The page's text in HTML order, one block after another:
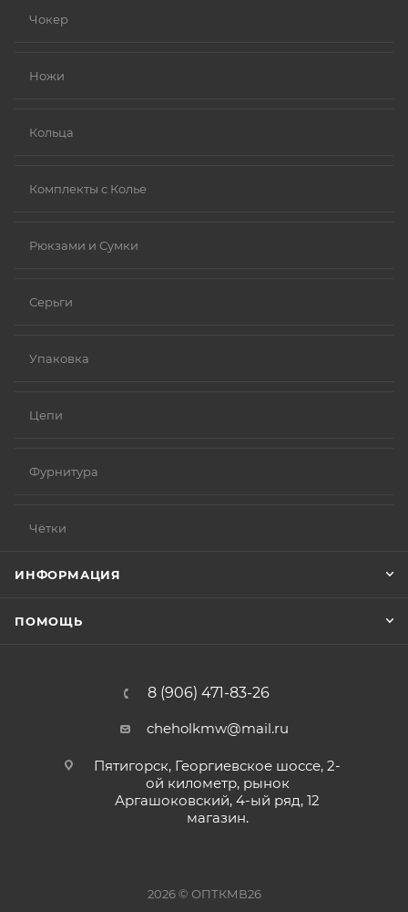
Чокер
Ножи
Кольца
Комплекты с Колье
Рюкзами и Сумки
Серьги
Упаковка
Цепи
Фурнитура
Чётки
ИНФОРМАЦИЯ
ПОМОЩЬ
8 (906) 471-83-26
cheholkmw@mail.ru
Пятигорск, Георгиевское шоссе, 2-
ой километр, рынок
Аргашоковский, 4-ый ряд, 12
магазин.
2026 © ОПТКМВ26